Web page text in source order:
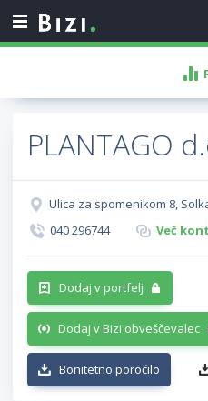
PLANTAGO
Ulica za spomenikom 8,
040 296744
Več
Dodaj v portfelj
Dodaj v Bizi obveščevalec
Bonitetno poročilo